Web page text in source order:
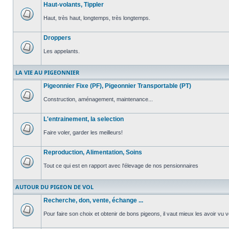
non
message
non
Haut-volants, Tippler
Haut, très haut, longtemps, très longtemps.
message
non
lu
Droppers
Les appelants.
LA VIE AU PIGEONNIER
message
non
Pigeonnier Fixe (PF), Pigeonnier Transportable (PT)
Construction, aménagement, maintenance...
message
non
L'entrainement, la selection
Faire voler, garder les meilleurs!
message
non
lu
Reproduction, Alimentation, Soins
Tout ce qui est en rapport avec l'élevage de nos pensionnaires
AUTOUR DU PIGEON DE VOL
message
Recherche, don, vente, échange ...
Pour faire son choix et obtenir de bons pigeons, il vaut mieux les avoir vu